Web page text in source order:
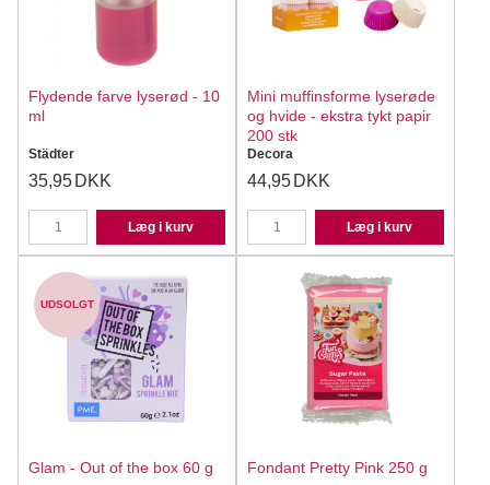
Flydende farve lyserød - 10
ml
Städter
35,95 DKK
Læg i kurv
Mini muffinsforme lyserøde
og hvide - ekstra tykt papir
200 stk
Decora
44,95 DKK
Læg i kurv
UDSOLGT
Glam - Out of the box 60 g Fondant Pretty Pink 250 g